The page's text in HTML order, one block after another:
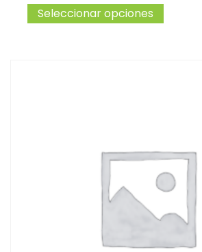
Seleccionar opciones